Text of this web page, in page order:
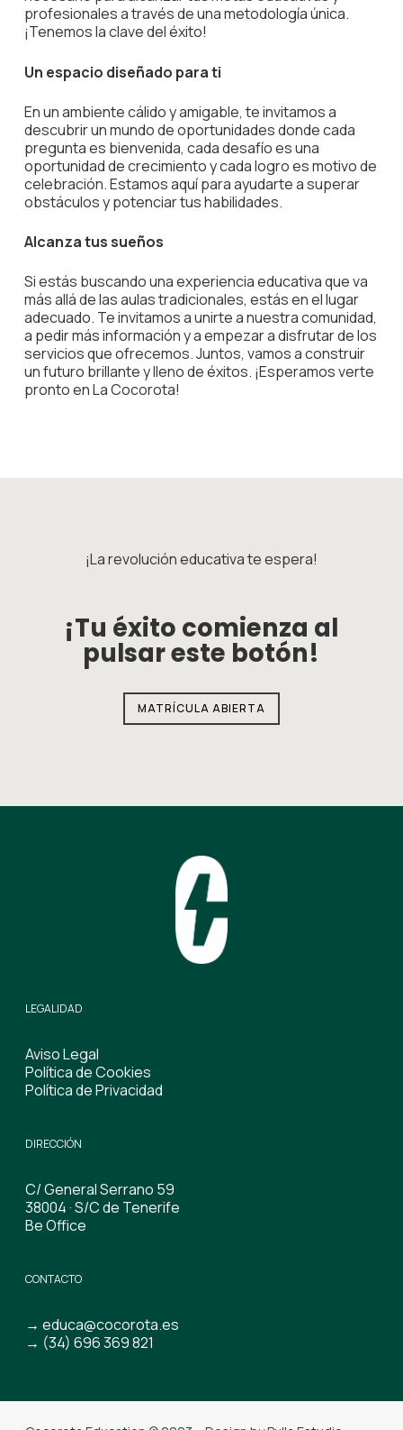
profesionales a través de una metodología única.
¡Tenemos la clave del éxito!
Un espacio diseñado para ti
En un ambiente cálido y amigable, te invitamos a
descubrir un mundo de oportunidades donde cada
pregunta es bienvenida, cada desafío es una
oportunidad de crecimiento y cada logro es motivo de
celebración. Estamos aquí para ayudarte a superar
obstáculos y potenciar tus habilidades.
Alcanza tus sueños
Si estás buscando una experiencia educativa que va
más allá de las aulas tradicionales, estás en el lugar
adecuado. Te invitamos a unirte a nuestra comunidad,
a pedir más información y a empezar a disfrutar de los
servicios que ofrecemos. Juntos, vamos a construir
un futuro brillante y lleno de éxitos. ¡Esperamos verte
pronto en La Cocorota!
¡La revolución educativa te espera!
¡Tu éxito comienza al
pulsar este botón!
MATRÍCULA ABIERTA
LEGALIDAD
Aviso Legal
Política de Cookies
Política de Privacidad
DIRECCIÓN
C/ General Serrano 59
38004 · S/C de Tenerife
Be Office
CONTACTO
→ educa@cocorota.es
→ (34) 696 369 821